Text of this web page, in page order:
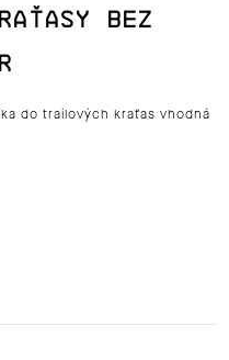
BEZ
do trailových kraťas vhodná